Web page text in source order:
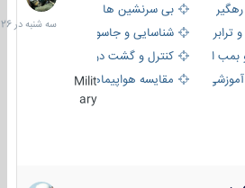
بی سرنشین ها
شناسایی و جاسوسی
افکن
کنترل و گشت دریایی
مقایسه هواپیماهاMilit
ary
شنبه
در